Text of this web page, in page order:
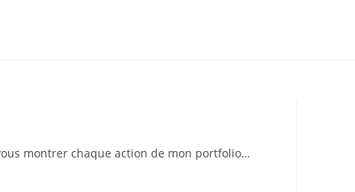
montrer chaque action de mon portfolio…